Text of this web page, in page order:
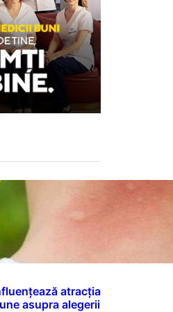
atracția
asupra alegerii